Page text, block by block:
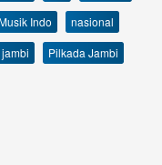
Indo
nasional
Pilkada Jambi